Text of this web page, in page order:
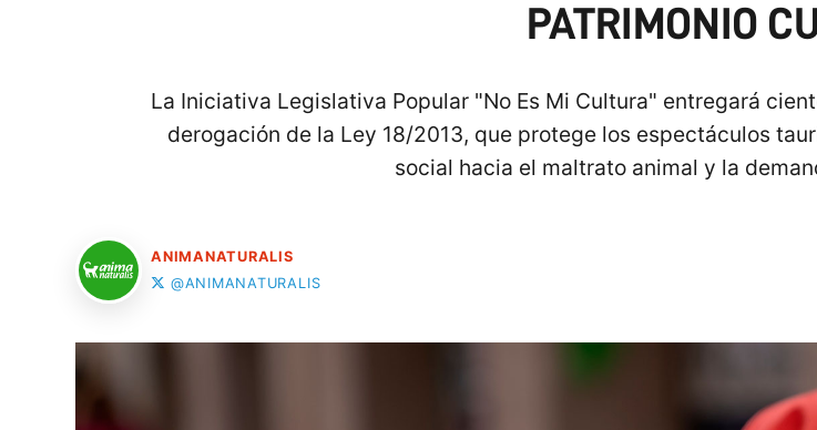
PATRIMONIO
La Iniciativa Legislativa Popular "No Es Mi Cultura" entregará
derogación de la Ley 18/2013, que protege los espectáculos
social hacia el maltrato animal y la
ANIMANATURALIS
@ANIMANATURALIS